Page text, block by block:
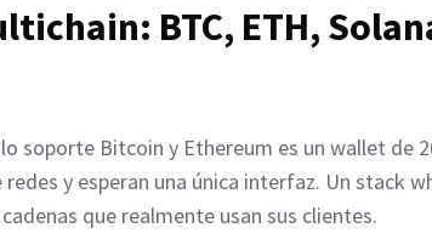
BTC, ETH,
soporte Bitcoin y Ethereum es un wallet de
redes y esperan una única interfaz. Un stack
que realmente usan sus clientes.